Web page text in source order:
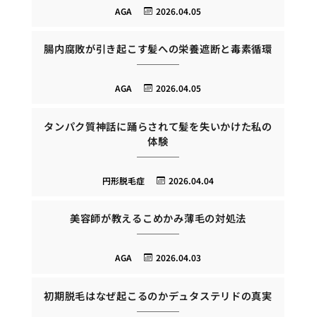
2026.04.05
AGA
腸内腐敗が引き起こす髪への栄養遮断と毒素循環
2026.04.05
AGA
タンパク質神話に踊らされて髪を失いかけた私の
体験
2026.04.04
円形脱毛症
美容師が教えるこめかみ薄毛の対処法
2026.04.03
AGA
初期脱毛はなぜ起こるのかデュタステリドの真実